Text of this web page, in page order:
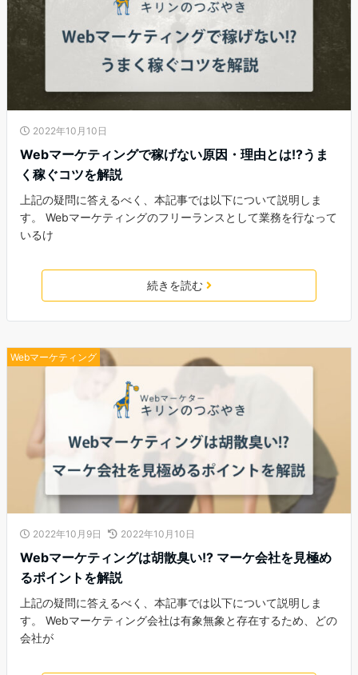
2022年10月10日
Webマーケティングで稼げない原因・理由とは!?うま
く稼ぐコツを解説
上記の疑問に答えるべく、本記事では以下について説明しま
す。 Webマーケティングのフリーランスとして業務を行なって
いるけ
続きを読む
Webマーケティング
2022年10月9日 2022年10月10日
Webマーケティングは胡散臭い!? マーケ会社を見極め
るポイントを解説
上記の疑問に答えるべく、本記事では以下について説明しま
す。 Webマーケティング会社は有象無象と存在するため、どの
会社が